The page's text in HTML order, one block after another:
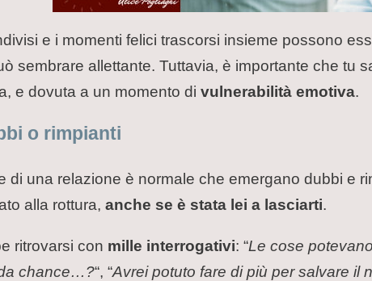
e i momenti felici trascorsi insieme possono
sembrare allettante. Tuttavia, è importante che tu
e dovuta a un momento di vulnerabilità emotiva.
o rimpianti
di una relazione è normale che emergano dubbi e
alla rottura, anche se è stata lei a lasciarti.
ritrovarsi con mille interrogativi: “Le cose
chance…?“, “Avrei potuto fare di più per salvare il